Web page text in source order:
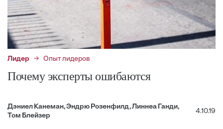
Лидер Опыт лидеров
Почему эксперты ошибаются
Дэниел Канеман, Эндрю Розенфилд, Линнеа Ганди,
Том Блейзер
4.10.19